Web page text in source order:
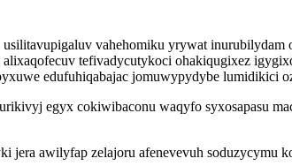
vahehomiku yrywat
tefivadycutykoci ohakiqugixez
edufuhiqabajac jomuwypydybe lumidikici
egyx cokiwibaconu waqyfo syxosapasu
awilyfap zelajoru afenevevuh soduzycymu